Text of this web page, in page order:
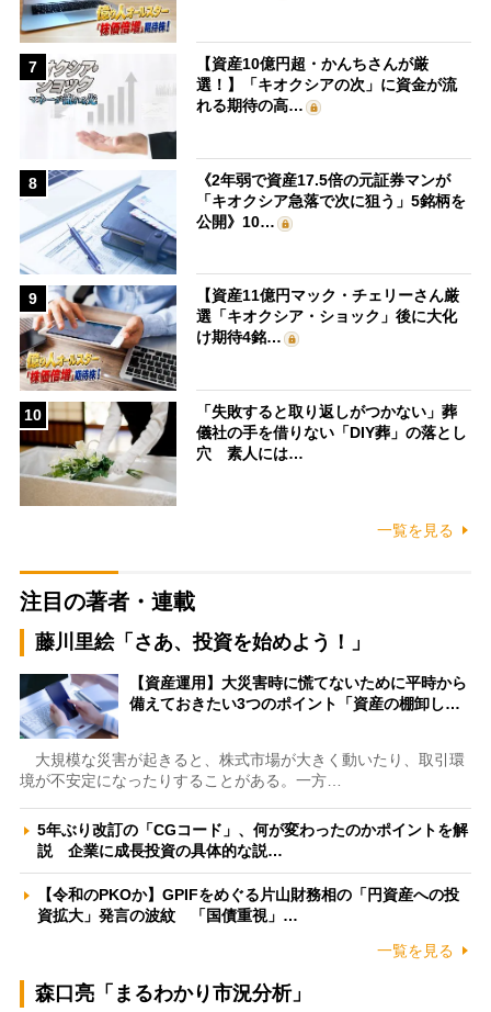
7
【資産10億円超・かんちさんが厳
選！】「キオクシアの次」に資金が流
れる期待の高…
8
《2年弱で資産17.5倍の元証券マンが
「キオクシア急落で次に狙う」5銘柄を
公開》10…
9
【資産11億円マック・チェリーさん厳
選「キオクシア・ショック」後に大化
け期待4銘…
10
「失敗すると取り返しがつかない」葬
儀社の手を借りない「DIY葬」の落とし
穴 素人には…
一覧を見る
注目の著者・連載
藤川里絵「さあ、投資を始めよう！」
【資産運用】大災害時に慌てないために平時から
備えておきたい3つのポイント「資産の棚卸し…
大規模な災害が起きると、株式市場が大きく動いたり、取引環
境が不安定になったりすることがある。一方…
5年ぶり改訂の「CGコード」、何が変わったのかポイントを解
説 企業に成長投資の具体的な説…
【令和のPKOか】GPIFをめぐる片山財務相の「円資産への投
資拡大」発言の波紋 「国債重視」…
一覧を見る
森口亮「まるわかり市況分析」